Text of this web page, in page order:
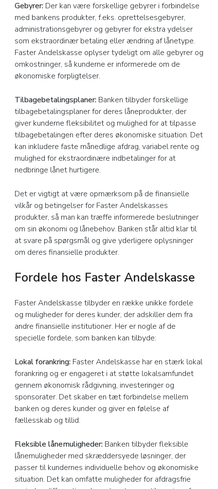
Gebyrer: Der kan være forskellige gebyrer i forbindelse
med bankens produkter, f.eks. oprettelsesgebyrer,
administrationsgebyrer og gebyrer for ekstra ydelser
som ekstraordinær betaling eller ændring af lånetype.
Faster Andelskasse oplyser tydeligt om alle gebyrer og
omkostninger, så kunderne er informerede om de
økonomiske forpligtelser.
Tilbagebetalingsplaner: Banken tilbyder forskellige
tilbagebetalingsplaner for deres låneprodukter, der
giver kunderne fleksibilitet og mulighed for at tilpasse
tilbagebetalingen efter deres økonomiske situation. Det
kan inkludere faste månedlige afdrag, variabel rente og
mulighed for ekstraordinære indbetalinger for at
nedbringe lånet hurtigere.
Det er vigtigt at være opmærksom på de finansielle
vilkår og betingelser for Faster Andelskasses
produkter, så man kan træffe informerede beslutninger
om sin økonomi og lånebehov. Banken står altid klar til
at svare på spørgsmål og give yderligere oplysninger
om deres finansielle produkter.
Fordele hos Faster Andelskasse
Faster Andelskasse tilbyder en række unikke fordele
og muligheder for deres kunder, der adskiller dem fra
andre finansielle institutioner. Her er nogle af de
specielle fordele, som banken kan tilbyde:
Lokal forankring: Faster Andelskasse har en stærk lokal
forankring og er engageret i at støtte lokalsamfundet
gennem økonomisk rådgivning, investeringer og
sponsorater. Det skaber en tæt forbindelse mellem
banken og deres kunder og giver en følelse af
fællesskab og tillid.
Fleksible lånemuligheder: Banken tilbyder fleksible
lånemuligheder med skræddersyede løsninger, der
passer til kundernes individuelle behov og økonomiske
situation. Det kan omfatte muligheder for afdragsfrie